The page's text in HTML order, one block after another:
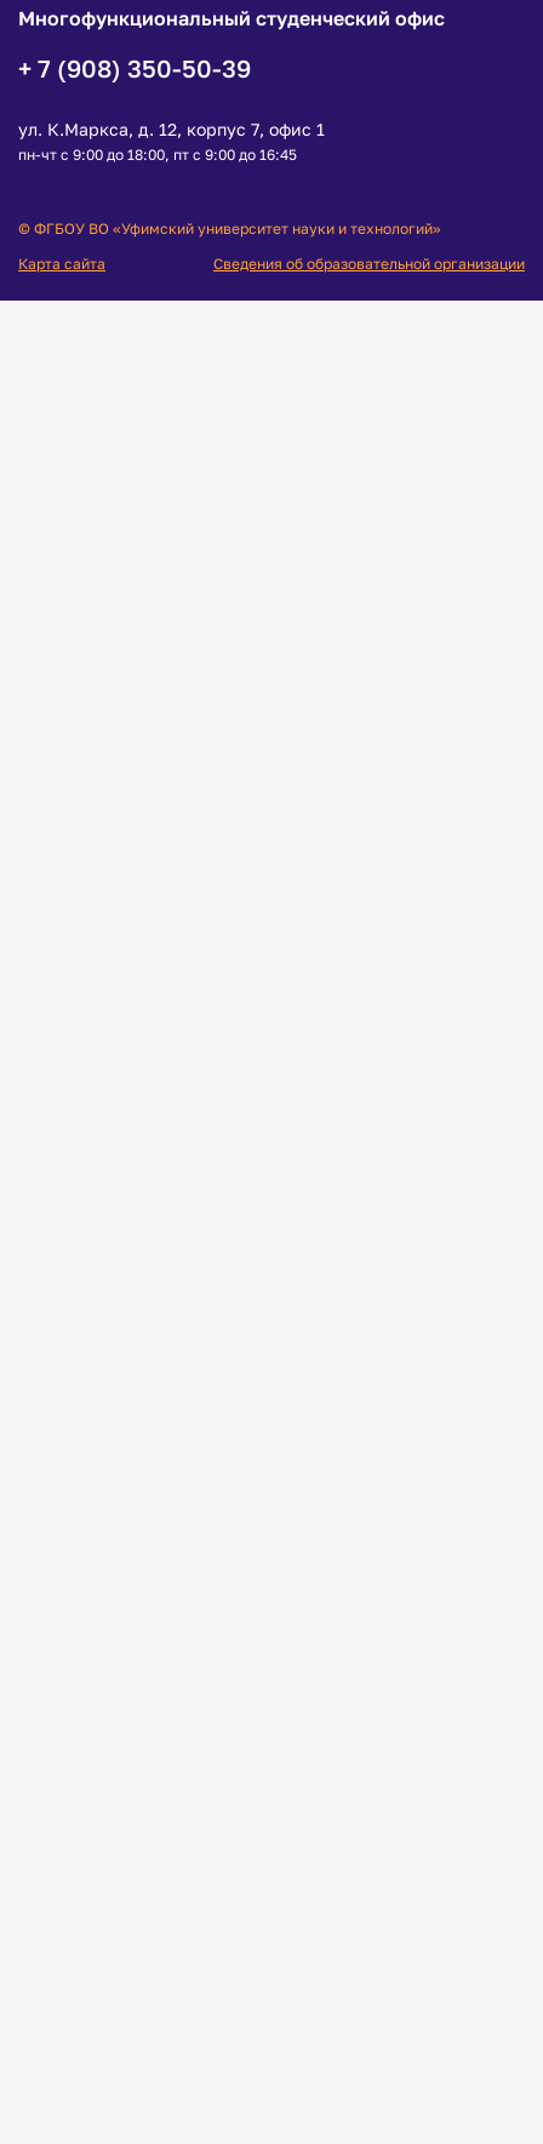
Многофункциональный студенческий офис
+ 7 (908) 350-50-39
ул. К.Маркса, д. 12, корпус 7, офис 1
пн-чт с 9:00 до 18:00, пт с 9:00 до 16:45
© ФГБОУ ВО «Уфимский университет науки и технологий»
Карта сайта
Сведения об образовательной организации